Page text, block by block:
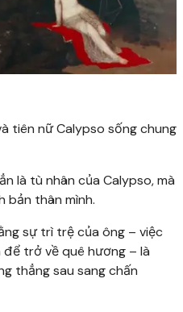
tiên nữ Calypso sống chung
là tù nhân của Calypso, mà
bản thân mình.
sự trì trệ của ông – việc
trở về quê hương – là
thẳng sau sang chấn